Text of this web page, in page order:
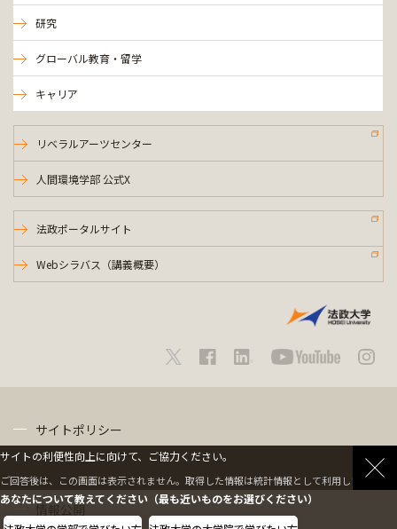
研究
グローバル教育・留学
キャリア
リベラルアーツセンター
人間環境学部 公式X
法政ポータルサイト
Webシラバス（講義概要）
サイトポリシー
情報公開
サイトの利便性向上に向けて、ご協力ください。
ご回答後は、この画面は表示されません。取得した情報は統計情報として利用します。
あなたについて教えてください（最も近いものをお選びください）